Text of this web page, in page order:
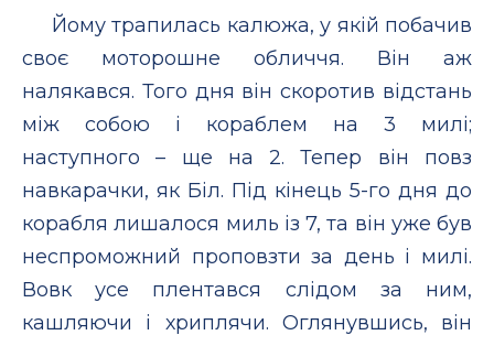
Йому трапилась калюжа, у якій побачив
своє моторошне обличчя. Він аж
налякався. Того дня він скоротив відстань
між собою і кораблем на 3 милі;
наступного – ще на 2. Тепер він повз
навкарачки, як Біл. Під кінець 5-го дня до
корабля лишалося миль із 7, та він уже був
неспроможний проповзти за день і милі.
Вовк усе плентався слідом за ним,
кашляючи і хриплячи. Оглянувшись, він